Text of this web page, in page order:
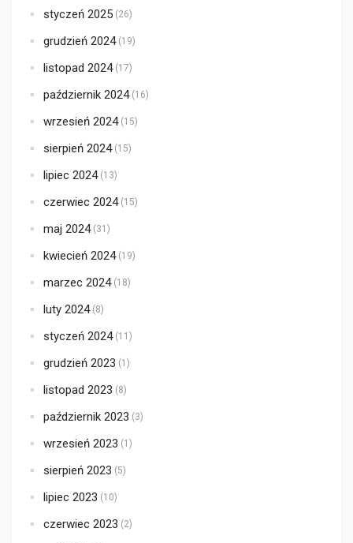
styczeń 2025 (26)
grudzień 2024(19)
listopad 2024(17)
październik 2024(16)
wrzesień 2024(15)
sierpień 2024(15)
lipiec 2024(13)
czerwiec 2024(15)
maj 2024(31)
kwiecień 2024(19)
marzec 2024(18)
luty 2024(8)
styczeń 2024(11)
grudzień 2023 (1)
listopad 2023 (8)
październik 2023 (3)
wrzesień 2023 (1)
sierpień 2023 (5)
lipiec 2023 (10)
czerwiec 2023 (2)